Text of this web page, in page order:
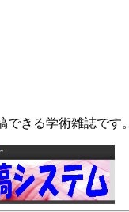
できる学術雑誌です。